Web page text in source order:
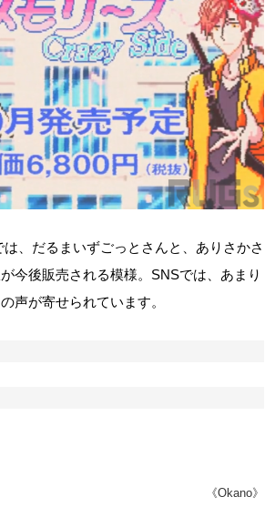
は、だるまいずごっとさんと、ありさかさ
今後販売される模様。SNSでは、あまり
声が寄せられています。
《Okano》